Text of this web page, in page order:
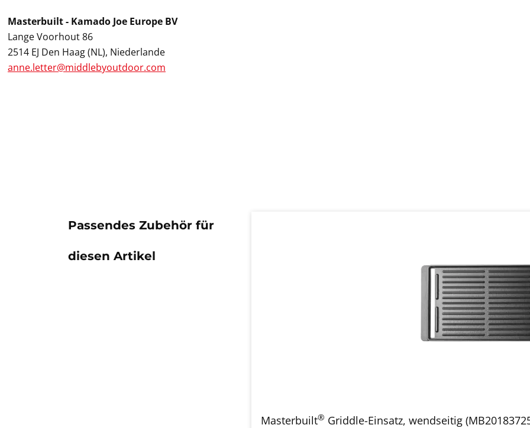
Masterbuilt - Kamado Joe Europe BV
Lange Voorhout 86
2514 EJ Den Haag (NL), Niederlande
anne.letter@middlebyoutdoor.com
Passendes Zubehör für
diesen Artikel
Masterbuilt® Griddle-Einsatz, wendseitig